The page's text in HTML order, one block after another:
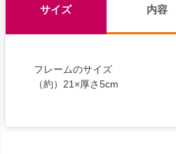
サイズ 内容
フレームのサイズ
（約）21×厚さ5cm